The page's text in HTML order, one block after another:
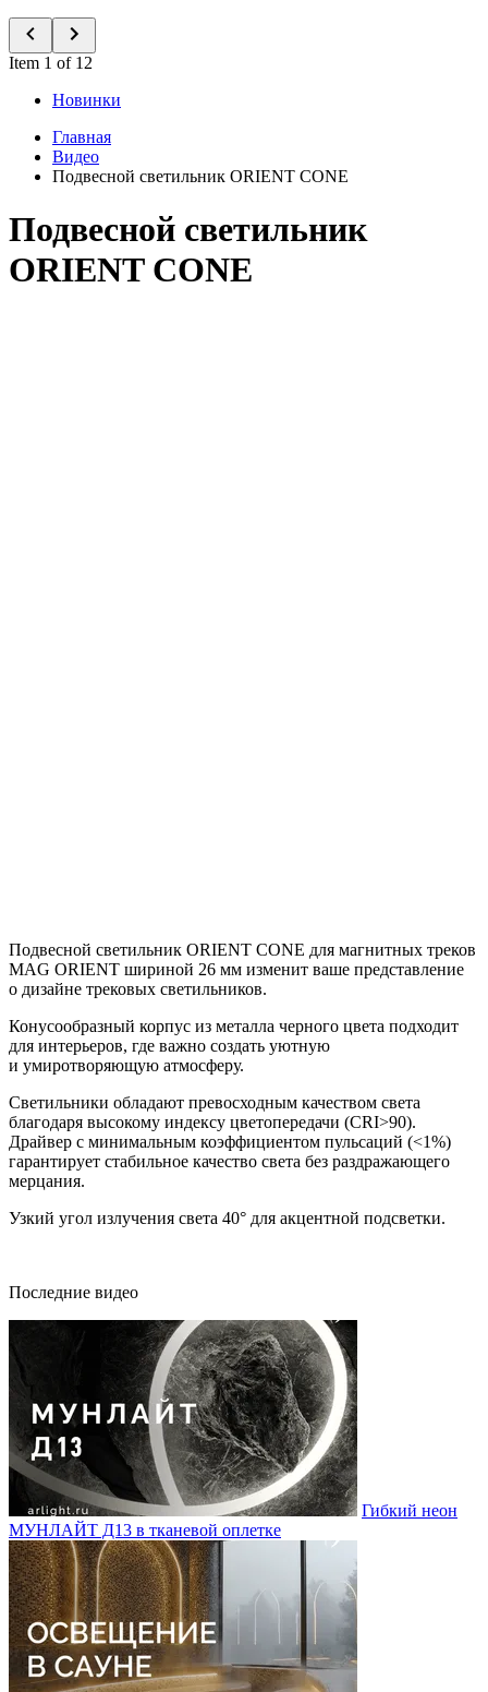
Item 1 of 12
Новинки
Главная
Видео
Подвесной светильник ORIENT CONE
Подвесной светильник
ORIENT CONE
Подвесной светильник ORIENT CONE для магнитных треков
MAG ORIENT шириной 26 мм изменит ваше представление
о дизайне трековых светильников.
Конусообразный корпус из металла черного цвета подходит
для интерьеров, где важно создать уютную
и умиротворяющую атмосферу.
Светильники обладают превосходным качеством света
благодаря высокому индексу цветопередачи (CRI>90).
Драйвер с минимальным коэффициентом пульсаций (<1%)
гарантирует стабильное качество света без раздражающего
мерцания.
Узкий угол излучения света 40° для акцентной подсветки.
Последние видео
Гибкий неон
МУНЛАЙТ Д13 в тканевой оплетке